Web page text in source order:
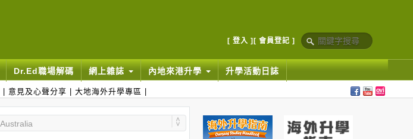
[ 登入 ] [ 會員登記 ]
Dr.Ed職場解碼 網上雜誌 內地來港升學 升學活動日誌
意見及心聲分享 大地海外升學專區